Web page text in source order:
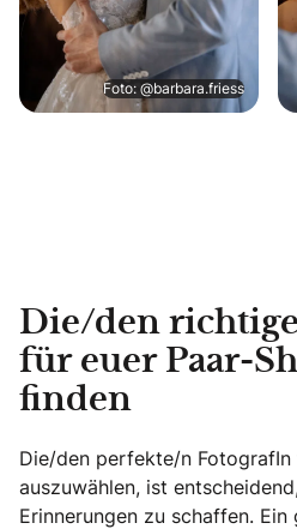
Foto: @barbara.friess
Die/den
für euer Paar-
finden
Die/den perfekte/n
auszuwählen, ist
Erinnerungen zu schaffen.